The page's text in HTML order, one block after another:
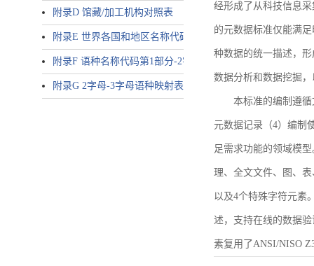
附录D 馆藏/加工机构对照表
附录E 世界各国和地区名称代码-2字母代码（GB/T 2659-
附录F 语种名称代码第1部分-2字母代码（GB/T 4880.1-2005
附录G 2字母-3字母语种映射表
经形成了从科技信息
的元数据标准仅能满
种数据的统一描述，
数据分析和数据挖掘
本标准的编制遵
元数据记录（4）编制
足需求功能的领域模
理、全文文件、图、
以及4个特殊字符元素
述，支持在线的数据
素复用了ANSI/NISO